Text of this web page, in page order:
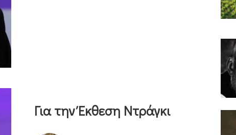
Για την Έκθεση Ντράγκι